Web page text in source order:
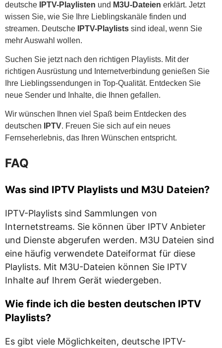
deutsche IPTV-Playlisten und M3U-Dateien erklärt. Jetzt
wissen Sie, wie Sie Ihre Lieblingskanäle finden und
streamen. Deutsche
IPTV-Playlists sind ideal, wenn Sie
mehr Auswahl wollen.
Suchen Sie jetzt nach den richtigen Playlists. Mit der
richtigen Ausrüstung und Internetverbindung genießen Sie
Ihre Lieblingssendungen in Top-Qualität. Entdecken Sie
neue Sender und Inhalte, die Ihnen gefallen.
Wir wünschen Ihnen viel Spaß beim Entdecken des
deutschen
IPTV. Freuen Sie sich auf ein neues
Fernseherlebnis, das Ihren Wünschen entspricht.
FAQ
Was sind IPTV Playlists und M3U Dateien?
IPTV-Playlists sind Sammlungen von
Internetstreams. Sie können über IPTV Anbieter
und Dienste abgerufen werden. M3U Dateien sind
eine häufig verwendete Dateiformat für diese
Playlists. Mit M3U-Dateien können Sie IPTV
Inhalte auf Ihrem Gerät wiedergeben.
Wie finde ich die besten deutschen IPTV
Playlists?
Es gibt viele Möglichkeiten, deutsche IPTV-